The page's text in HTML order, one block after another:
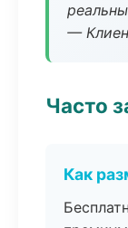
—
Часто
Как